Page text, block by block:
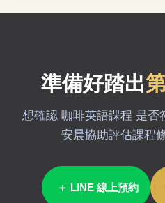
準備好踏出
想確認 咖啡英語課程 是否
安晨協助評估課程
＋ LINE 線上預約